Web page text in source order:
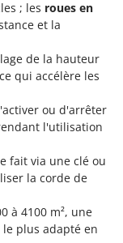
; les roues en
et la
de la hauteur
qui accélère les
ou d'arrêter
l'utilisation
fait via une clé ou
la corde de
à 4100 m², une
plus adapté en